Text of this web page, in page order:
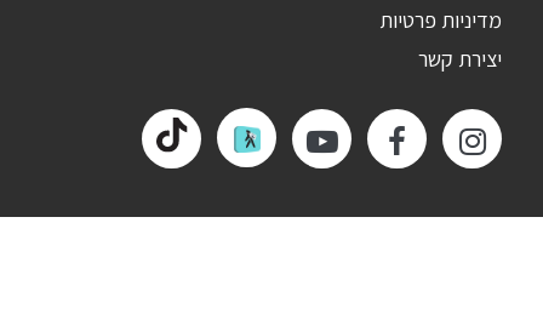
מדיניות פרטיות
יצירת קשר